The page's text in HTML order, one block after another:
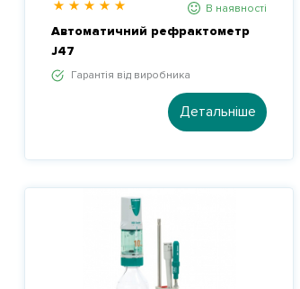
В наявності
Автоматичний рефрактометр
J47
Гарантія від виробника
Детальніше